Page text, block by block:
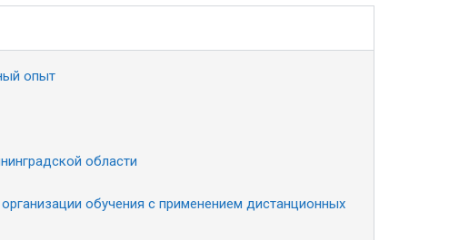
опыт
области
обучения с применением дистанционных